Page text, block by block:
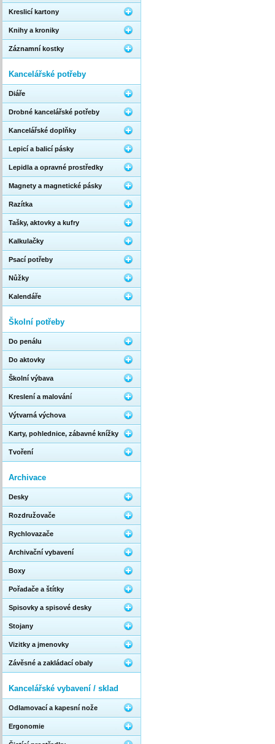
Kreslicí kartony
Knihy a kroniky
Záznamní kostky
Kancelářské potřeby
Diáře
Drobné kancelářské potřeby
Kancelářské doplňky
Lepicí a balicí pásky
Lepidla a opravné prostředky
Magnety a magnetické pásky
Razítka
Tašky, aktovky a kufry
Kalkulačky
Psací potřeby
Nůžky
Kalendáře
Školní potřeby
Do penálu
Do aktovky
Školní výbava
Kreslení a malování
Výtvarná výchova
Karty, pohlednice, zábavné knížky
Tvoření
Archivace
Desky
Rozdružovače
Rychlovazače
Archivační vybavení
Boxy
Pořadače a štítky
Spisovky a spisové desky
Stojany
Vizitky a jmenovky
Závěsné a zakládací obaly
Kancelářské vybavení / sklad
Odlamovací a kapesní nože
Ergonomie